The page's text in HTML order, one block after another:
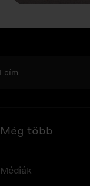
Még több
Médiák